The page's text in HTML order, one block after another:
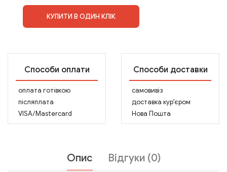
КУПИТИ В ОДИН КЛІК
Способи оплати
оплата готівкою
післяплата
VISA/Mastercard
Способи доставки
самовивіз
доставка кур'єром
Нова Пошта
Опис Відгуки (0)